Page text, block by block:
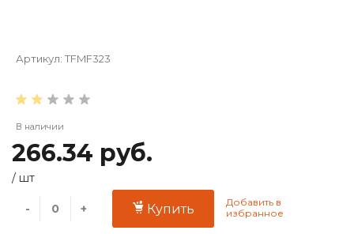
Артикул: TFMF323
В наличии
266.34 руб.
/ шт
- + Купить